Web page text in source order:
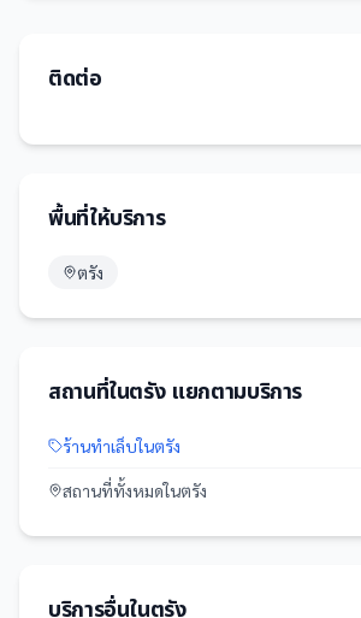
ติดต่อ
พื้นที่ให้บริการ
ตรัง
สถานที่ในตรังแยกตามบริการ
ร้านทำเล็บในตรัง
สถานที่ทั้งหมดในตรัง
บริการอื่นในตรัง